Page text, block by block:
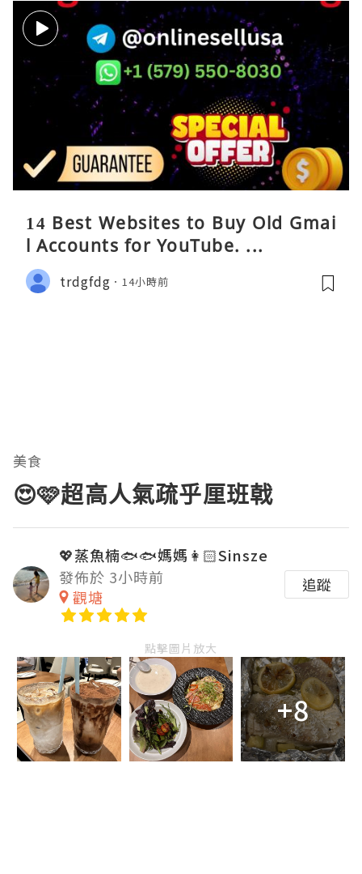
14 Best Websites to Buy Old Gmai
l Accounts for YouTube. ...
trdgfdg 14小時前
美食
😍🩷超高人氣疏乎厘班戟
💖蒸魚楠🐟🐟媽媽👩🏻Sinsze
發佈於 3小時前
觀塘
追蹤
點擊圖片放大
+8